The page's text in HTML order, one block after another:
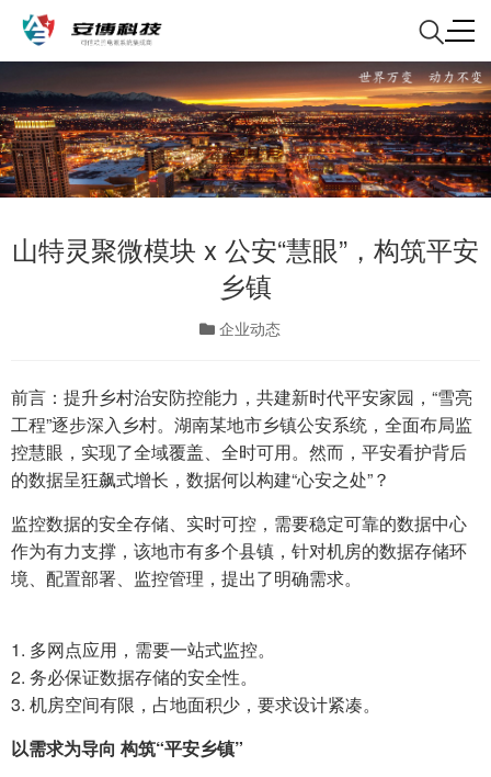
山特灵聚微模块 x 公安“慧眼”，构筑平安
乡镇
企业动态
前言：提升乡村治安防控能力，共建新时代平安家园，“雪亮
工程”逐步深入乡村。湖南某地市乡镇公安系统，全面布局监
控慧眼，实现了全域覆盖、全时可用。然而，平安看护背后
的数据呈狂飙式增长，数据何以构建“心安之处”？
监控数据的安全存储、实时可控，需要稳定可靠的数据中心
作为有力支撑，该地市有多个县镇，针对机房的数据存储环
境、配置部署、监控管理，提出了明确需求。
1. 多网点应用，需要一站式监控。
2. 务必保证数据存储的安全性。
3. 机房空间有限，占地面积少，要求设计紧凑。
以需求为导向 构筑“平安乡镇”